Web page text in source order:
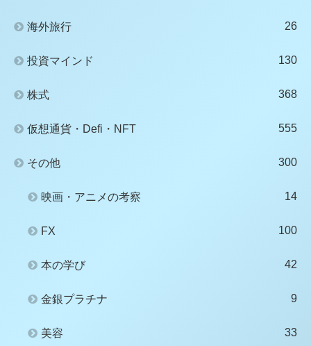
海外旅行 26
投資マインド 130
株式 368
仮想通貨・Defi・NFT 555
その他 300
映画・アニメの考察 14
FX 100
本の学び 42
金銀プラチナ 9
美容 33